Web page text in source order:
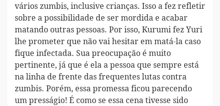
vários zumbis, inclusive crianças. Isso a fez refletir
sobre a possibilidade de ser mordida e acabar
matando outras pessoas. Por isso, Kurumi fez Yuri
lhe prometer que não vai hesitar em matá-la caso
fique infectada. Sua preocupação é muito
pertinente, já que é ela a pessoa que sempre está
na linha de frente das frequentes lutas contra
zumbis. Porém, essa promessa ficou parecendo
um presságio! É como se essa cena tivesse sido